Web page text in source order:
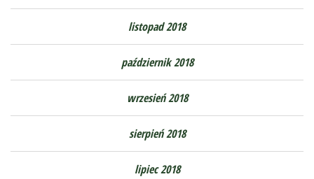
listopad 2018
październik 2018
wrzesień 2018
sierpień 2018
lipiec 2018